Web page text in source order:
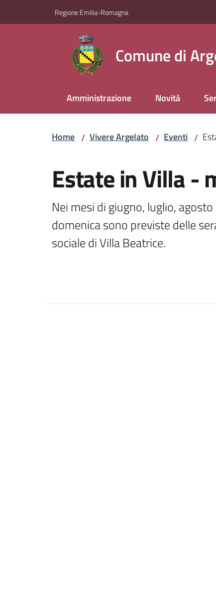
Regione Emilia-Romagna
Comune di
Amministrazione Novità
Home / Vivere Argelato / Eventi /
Estate in Villa -
Nei mesi di giugno, luglio,
domenica sono previste delle
sociale di Villa Beatrice.